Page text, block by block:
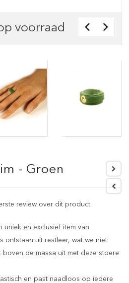
voorraad
- Groen
review over dit product
uniek en exclusief item van
ontstaan uit restleer, wat we niet
boven de massa uit met deze stoere
en past naadloos op iedere